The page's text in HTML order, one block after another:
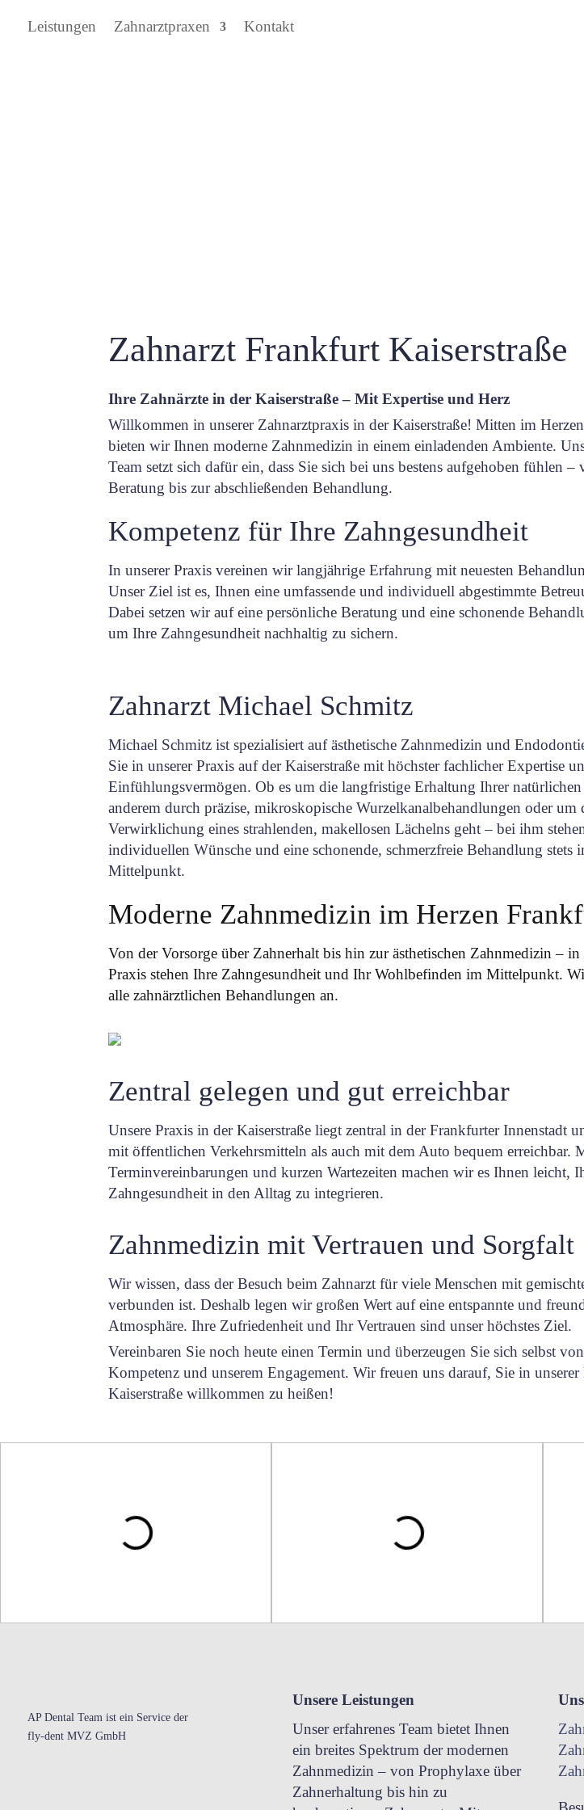
Leistungen Zahnarztpraxen Kontakt
Zahnarzt Frankfurt Kaiserstraße
Ihre Zahnärzte in der Kaiserstraße – Mit Expertise und Herz
Willkommen in unserer Zahnarztpraxis in der Kaiserstraße! Mitten im
bieten wir Ihnen moderne Zahnmedizin in einem einladenden Ambiente.
Team setzt sich dafür ein, dass Sie sich bei uns bestens aufgehoben fühlen –
Beratung bis zur abschließenden Behandlung.
Kompetenz für Ihre Zahngesundheit
In unserer Praxis vereinen wir langjährige Erfahrung mit neuesten
Unser Ziel ist es, Ihnen eine umfassende und individuell abgestimmte
Dabei setzen wir auf eine persönliche Beratung und eine schonende
um Ihre Zahngesundheit nachhaltig zu sichern.
Zahnarzt Michael Schmitz
Michael Schmitz ist spezialisiert auf ästhetische Zahnmedizin und
Sie in unserer Praxis auf der Kaiserstraße mit höchster fachlicher Expertise
Einfühlungsvermögen. Ob es um die langfristige Erhaltung Ihrer
anderem durch präzise, mikroskopische Wurzelkanalbehandlungen oder um
Verwirklichung eines strahlenden, makellosen Lächelns geht – bei ihm
individuellen Wünsche und eine schonende, schmerzfreie Behandlung stets
Mittelpunkt.
Moderne Zahnmedizin im Herzen
Von der Vorsorge über Zahnerhalt bis hin zur ästhetischen Zahnmedizin – in
Praxis stehen Ihre Zahngesundheit und Ihr Wohlbefinden im Mittelpunkt.
alle zahnärztlichen Behandlungen an.
Zentral gelegen und gut erreichbar
Unsere Praxis in der Kaiserstraße liegt zentral in der Frankfurter Innenstadt
mit öffentlichen Verkehrsmitteln als auch mit dem Auto bequem erreichbar.
Terminvereinbarungen und kurzen Wartezeiten machen wir es Ihnen leicht,
Zahngesundheit in den Alltag zu integrieren.
Zahnmedizin mit Vertrauen und Sorgfalt
Wir wissen, dass der Besuch beim Zahnarzt für viele Menschen mit
verbunden ist. Deshalb legen wir großen Wert auf eine entspannte und
Atmosphäre. Ihre Zufriedenheit und Ihr Vertrauen sind unser höchstes Ziel.
Vereinbaren Sie noch heute einen Termin und überzeugen Sie sich selbst
Kompetenz und unserem Engagement. Wir freuen uns darauf, Sie in
Kaiserstraße willkommen zu heißen!
AP Dental Team ist ein Service der
fly-dentMVZ GmbH
Unsere Leistungen
Unser erfahrenes Team bietet Ihnen
ein breites Spektrum der modernen
Zahnmedizin – von Prophylaxe über
Zahnerhaltung bis hin zu